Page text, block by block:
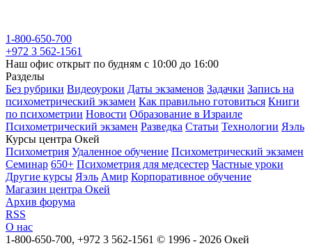
1-800-650-700
+972 3 562-1561
Наш офис открыт по будням с 10:00 до 16:00
Разделы
Без рубрики Видеоуроки Даты экзаменов Задачки Запись на
психометрический экзамен Как правильно готовиться Книги
по психометрии Новости Образование в Израиле
Психометрический экзамен Разведка Статьи Технологии Яэль
Курсы центра Окей
Психометрия Удаленное обучение Психометрический экзамен
Семинар 650+ Психометрия для медсестер Частные уроки
Другие курсы Яэль Амир Корпоративное обучение
Магазин центра Окей
Архив форума
RSS
О нас
1-800-650-700, +972 3 562-1561 © 1996 - 2026 Окей